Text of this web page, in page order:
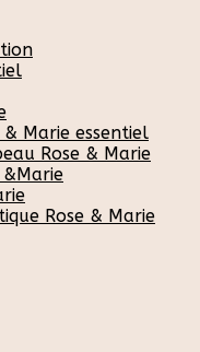
Marie essentiel
Rose & Marie
&Marie
Rose & Marie